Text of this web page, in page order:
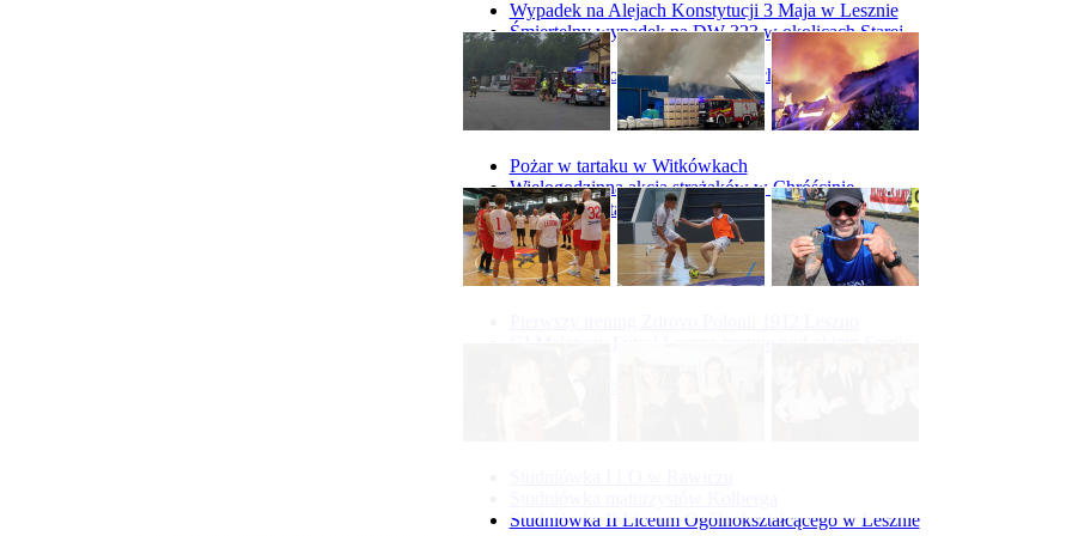
Wypadek na Alejach Konstytucji 3 Maja w Lesznie
Śmiertelny wypadek na DW 323 w okolicach Starej
Góry
Wypadek na obwodnicy Święciechowy
Pożar w tartaku w Witkówkach
Wielogodzinna akcja strażaków w Chróścinie
Pożar hali tartaku w Racocie
Studniówka II Liceum Ogólnokształcącego w Lesznie